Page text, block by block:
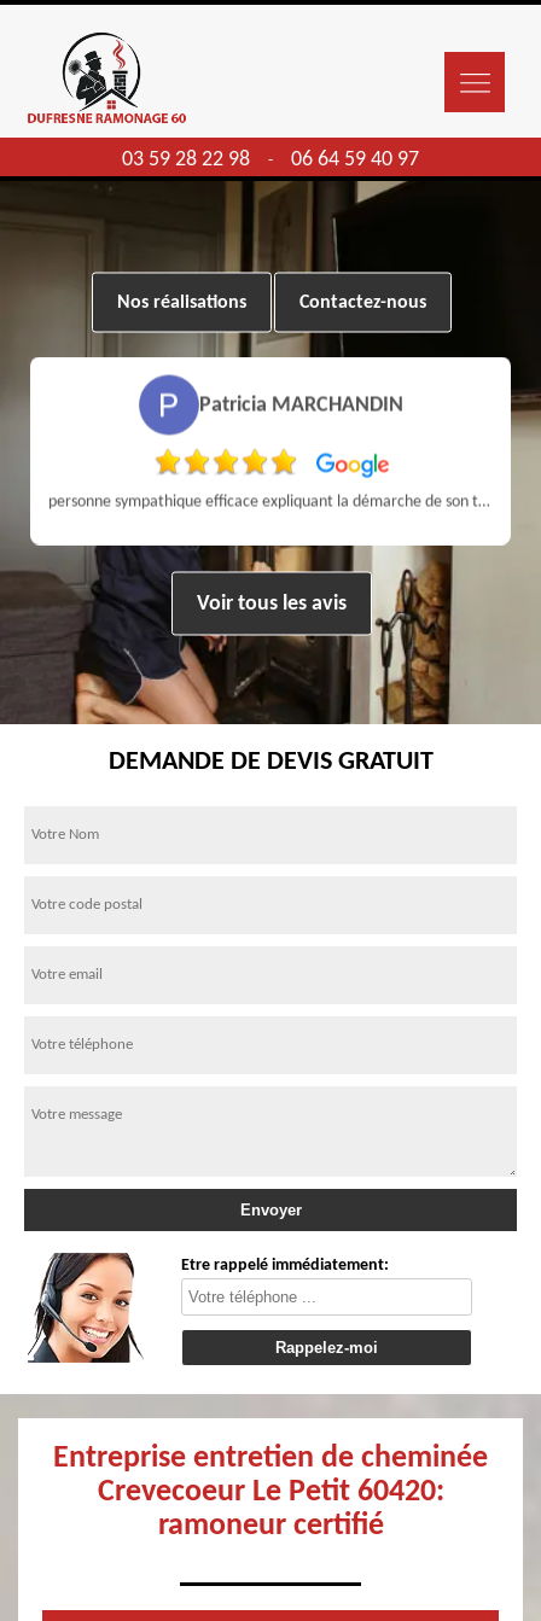
03 59 28 22 98 - 06 64 59 40 97
Nos réalisations Contactez-nous
Patricia MARCHANDIN
personne sympathique efficace expliquant la démarche de son travail pour un résultat de qualité . A recommander
Voir tous les avis
DEMANDE DE DEVIS GRATUIT
Etre rappelé immédiatement:
Entreprise entretien de cheminée
Crevecoeur Le Petit 60420:
ramoneur certifié